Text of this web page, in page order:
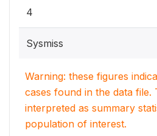
4
Sysmiss
Warning: these figures
cases found in the data file.
interpreted as summary
population of interest.